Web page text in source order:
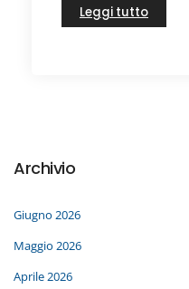
Leggi tutto
Archivio
Giugno 2026
Maggio 2026
Aprile 2026